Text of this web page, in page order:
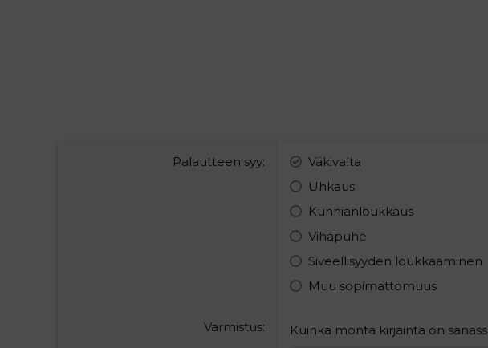
Palautteen syy
Väkivalta
Uhkaus
Kunnianloukkaus
Vihapuhe
Siveellisyyden loukkaaminen
Muu sopimattomuus
Varmistus Kuinka monta kirjainta on